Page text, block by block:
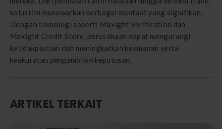
solusi ini menawarkan berbagai manfaat yang signifikan.
Dengan teknologi seperti Maxight Verification dan
Maxight Credit Score, perusahaan dapat mengurangi
ketidakpastian dan meningkatkan keamanan serta
keakuratan pengambilan keputusan.
ARTIKEL TERKAIT